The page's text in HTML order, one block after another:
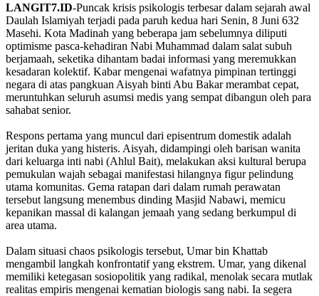
LANGIT7.ID-Puncak krisis psikologis terbesar dalam sejarah awal
Daulah Islamiyah terjadi pada paruh kedua hari Senin, 8 Juni 632
Masehi. Kota Madinah yang beberapa jam sebelumnya diliputi
optimisme pasca-kehadiran Nabi Muhammad dalam salat subuh
berjamaah, seketika dihantam badai informasi yang meremukkan
kesadaran kolektif. Kabar mengenai wafatnya pimpinan tertinggi
negara di atas pangkuan Aisyah binti Abu Bakar merambat cepat,
meruntuhkan seluruh asumsi medis yang sempat dibangun oleh para
sahabat senior.
Respons pertama yang muncul dari episentrum domestik adalah
jeritan duka yang histeris. Aisyah, didampingi oleh barisan wanita
dari keluarga inti nabi (Ahlul Bait), melakukan aksi kultural berupa
pemukulan wajah sebagai manifestasi hilangnya figur pelindung
utama komunitas. Gema ratapan dari dalam rumah perawatan
tersebut langsung menembus dinding Masjid Nabawi, memicu
kepanikan massal di kalangan jemaah yang sedang berkumpul di
area utama.
Dalam situasi chaos psikologis tersebut, Umar bin Khattab
mengambil langkah konfrontatif yang ekstrem. Umar, yang dikenal
memiliki ketegasan sosiopolitik yang radikal, menolak secara mutlak
realitas empiris mengenai kematian biologis sang nabi. Ia segera